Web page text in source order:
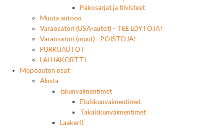
Pakosarjat ja tiivisteet
Muuta autoon
Varaosatori (USA-autot) - TEE LÖYTÖJÄ!
Varaosatori (muut) - POISTOJA!
PURKUAUTOT
LAHJAKORTTI
Mopoauton osat
Alusta
Iskunvaimentimet
Etuiskunvaimentimet
Takaiskunvaimentimet
Laakerit